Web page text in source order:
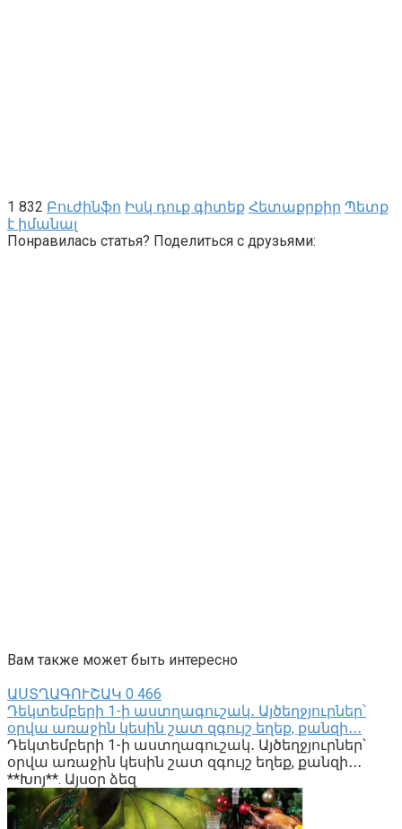
1 832 Բուժինֆո Իսկ դուք գիտեք Հետաքրքիր Պետք
է իմանալ
Понравилась статья? Поделиться с друзьями:
Вам также может быть интересно
ԱՍՏՂԱԳՈՒՇԱԿ 0 466
Դեկտեմբերի 1-ի աստղագուշակ․ Այծեղջյուրներ՝
օրվա առաջին կեսին շատ զգույշ եղեք, քանզի․․․
Դեկտեմբերի 1-ի աստղագուշակ․ Այծեղջյուրներ՝
օրվա առաջին կեսին շատ զգույշ եղեք, քանզի․․․
**Խոյ**. Այսօր ձեզ